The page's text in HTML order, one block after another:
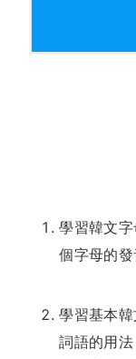
學習韓文
個字母的發
學習基本
詞語的用